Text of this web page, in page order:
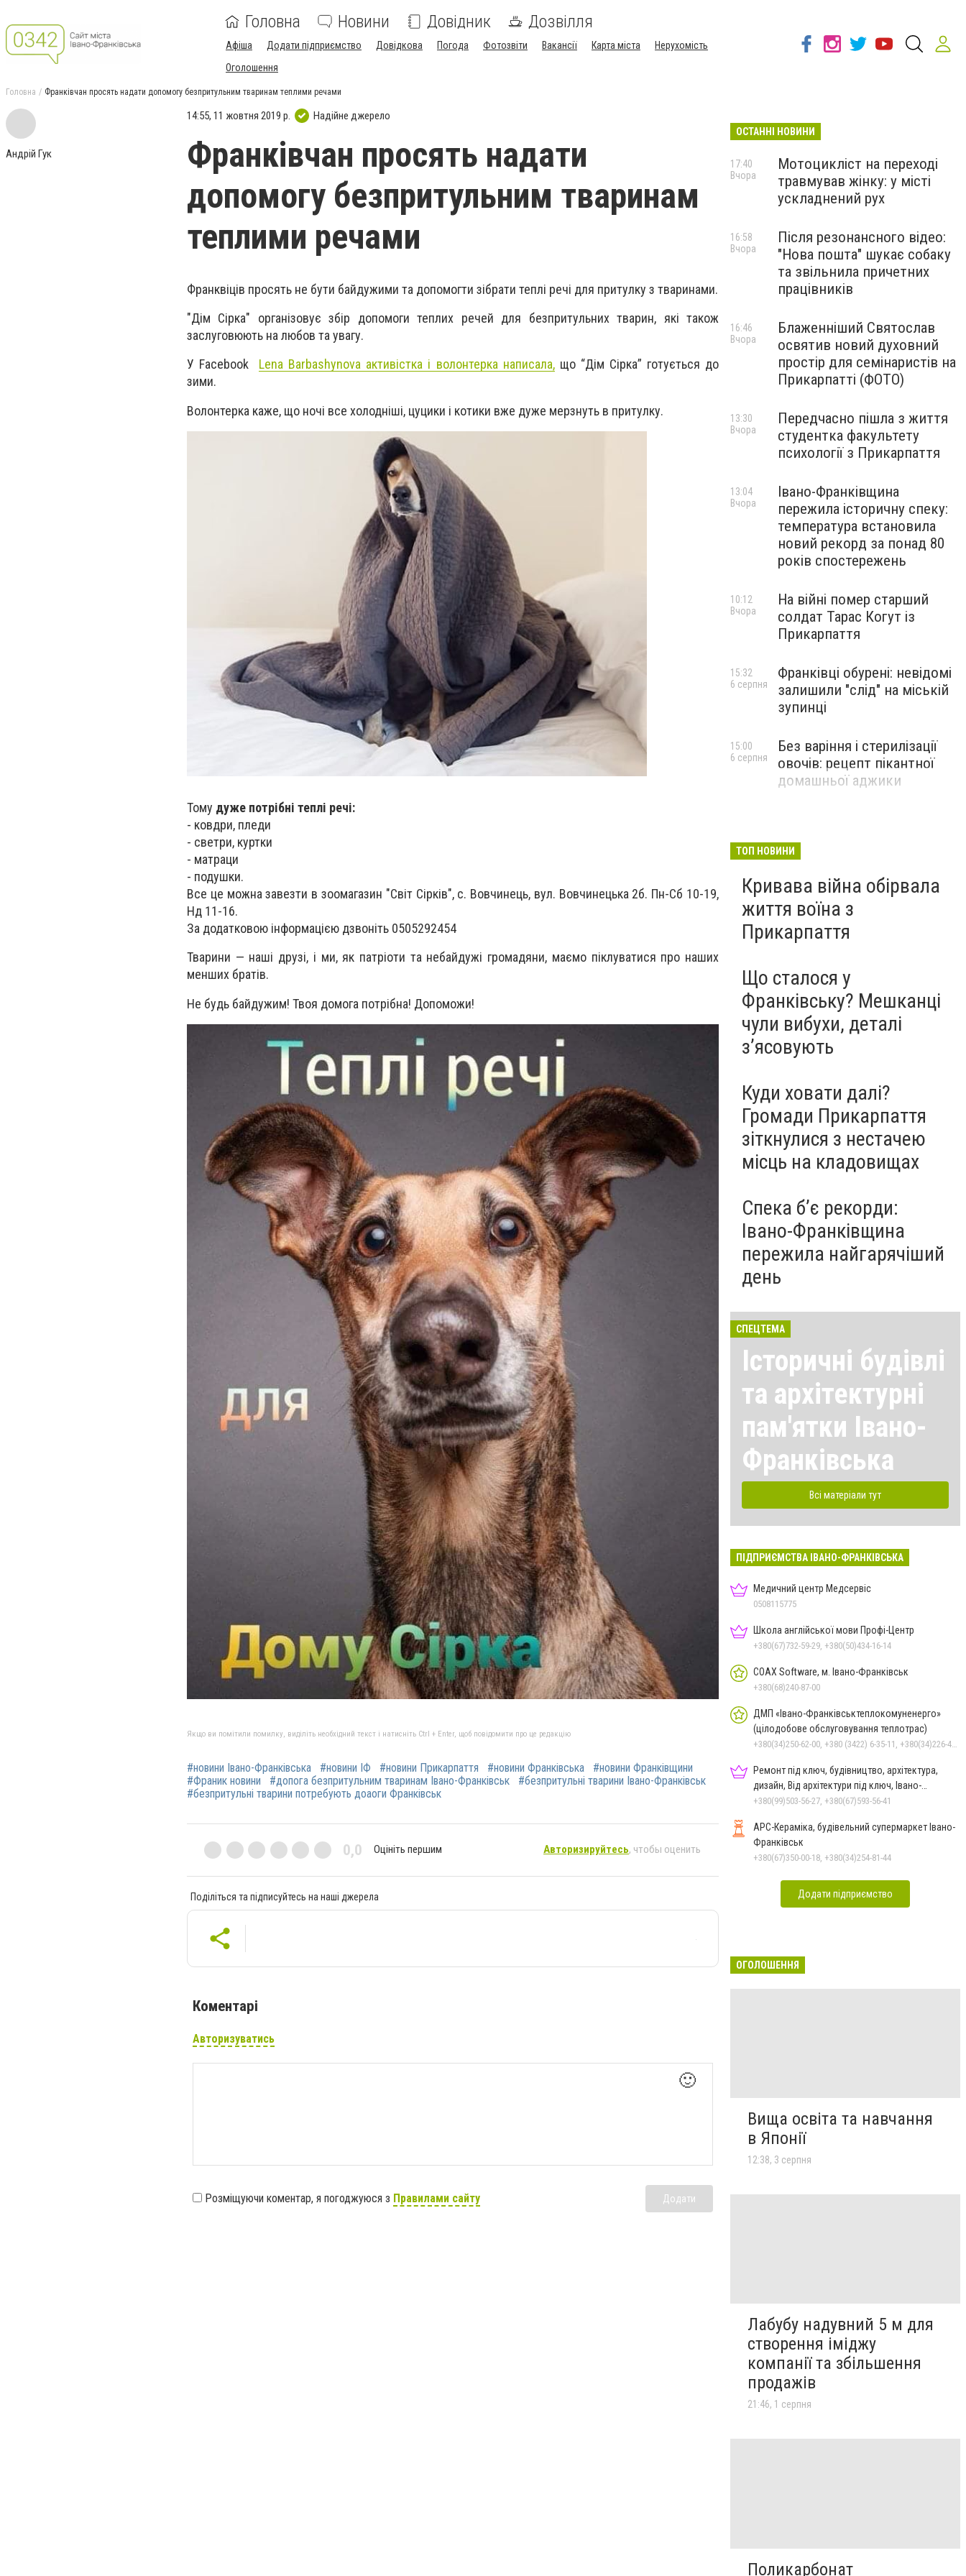
Головна Новини Довідник Дозвілля
Афіша Додати підприємство Довідкова Погода Фотозвіти Вакансії Карта міста
Нерухомість
Оголошення
Головна Франківчан просять надати допомогу безпритульним тваринам теплими речами
Андрій Гук
14:55, 11 жовтня 2019 р. Надійне джерело
Франківчан просять надати
допомогу безпритульним тваринам
теплими речами
Франквіців просять не бути байдужими та допомогти зібрати теплі речі для притулку з тваринами.
"Дім Сірка" організовує збір допомоги теплих речей для безпритульних тварин, які також
заслуговюють на любов та увагу.
У Facebook Lena Barbashynova активістка і волонтерка написала,що “Дім Сірка” готується до
зими.
Волонтерка каже, що ночі все холодніші, цуцики і котики вже дуже мерзнуть в притулку.
Тому дуже потрібні теплі речі:
- ковдри, пледи
- светри, куртки
- матраци
- подушки.
Все це можна завезти в зоомагазин "Світ Сірків", с. Вовчинець, вул. Вовчинецька 2б. Пн-Сб 10-19,
Нд 11-16.
За додатковою інформацією дзвоніть 0505292454
Тварини — наші друзі, і ми, як патріоти та небайдужі громадяни, маємо піклуватися про наших
менших братів.
Не будь байдужим! Твоя домога потрібна! Допоможи!
Якщо ви помітили помилку, виділіть необхідний текст і натисніть Ctrl + Enter, щоб повідомити про це редакцію
#новини Івано-Франківська #новини ІФ #новини Прикарпаття #новини Франківська
#новини Франківщини
#Франик новини
#допога безпритульним тваринам Івано-Франківськ
#безпритульні тварини Івано-Франківськ
#безпритульні тварини потребують доаоги Франківськ
0,0 Оцініть першим Авторизируйтесь, чтобы оценить
Поділіться та підписуйтесь на наші джерела
Коментарі
Авторизуватись
🙂
Розміщуючи коментар, я погоджуюся з Правилами сайту Додати
ОСТАННІ НОВИНИ
Мотоцикліст на переході
травмував жінку: у місті
ускладнений рух
17:40
Вчора
Після резонансного відео:
"Нова пошта" шукає собаку
та звільнила причетних
працівників
16:58
Вчора
Блаженніший Святослав
освятив новий духовний
простір для семінаристів на
Прикарпатті (ФОТО)
16:46
Вчора
Передчасно пішла з життя
студентка факультету
психології з Прикарпаття
13:30
Вчора
Івано-Франківщина
пережила історичну спеку:
температура встановила
новий рекорд за понад 80
років спостережень
13:04
Вчора
На війні помер старший
солдат Тарас Когут із
Прикарпаття
10:12
Вчора
Франківці обурені: невідомі
залишили "слід" на міській
зупинці
15:32
6 серпня
Без варіння і стерилізації
овочів: рецепт пікантної
домашньої аджики
15:00
6 серпня
ТОП НОВИНИ
Кривава війна обірвала
життя воїна з
Прикарпаття
Що сталося у
Франківську? Мешканці
чули вибухи, деталі
з’ясовують
Куди ховати далі?
Громади Прикарпаття
зіткнулися з нестачею
місць на кладовищах
Спека б’є рекорди:
Івано-Франківщина
пережила найгарячіший
день
СПЕЦТЕМА
Історичні будівлі
та архітектурні
пам'ятки Івано-
Франківська
Всі матеріали тут
ПІДПРИЄМСТВА ІВАНО-ФРАНКІВСЬКА
Медичний центр Медсервіс
0508115775
Школа англійської мови Профі-Центр
+380(67)732-59-29, +380(50)434-16-14
COAX Software, м. Івано-Франківськ
+380(68)240-87-00
ДМП «Івано-Франківськтеплокомуненерго»
(цілодобове обслуговування теплотрас)
Ремонт під ключ, будівництво, архітектура,
дизайн, Від архітектури під ключ, Івано-
Франківськ
+380(99)503-56-27, +380(67)593-56-41
АРС-Кераміка, будівельний супермаркет Івано-
Франківськ
+380(67)350-00-18, +380(34)254-81-44
Додати підприємство
ОГОЛОШЕННЯ
Вища освіта та навчання
в Японії
12:38, 3 серпня
Лабубу надувний 5 м для
створення іміджу
компанії та збільшення
продажів
21:46, 1 серпня
Поликарбонат